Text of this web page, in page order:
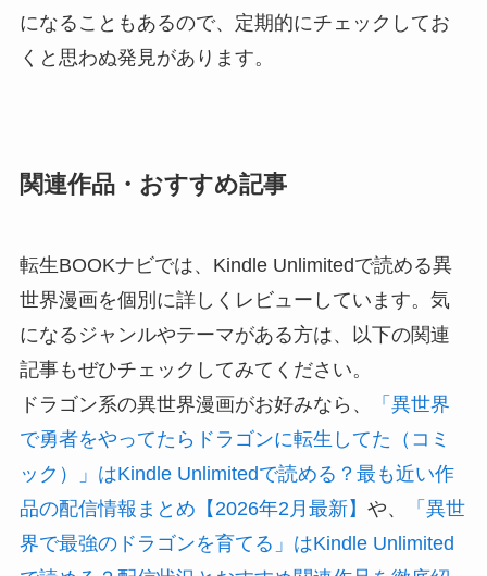
になることもあるので、定期的にチェックしてお
くと思わぬ発見があります。
関連作品・おすすめ記事
転生BOOKナビでは、Kindle Unlimitedで読める異
世界漫画を個別に詳しくレビューしています。気
になるジャンルやテーマがある方は、以下の関連
記事もぜひチェックしてみてください。
ドラゴン系の異世界漫画がお好みなら、
「異世界
で勇者をやってたらドラゴンに転生してた（コミ
ック）」はKindle Unlimitedで読める？最も近い作
品の配信情報まとめ【2026年2月最新】 や、
「異世
界で最強のドラゴンを育てる」はKindle Unlimited